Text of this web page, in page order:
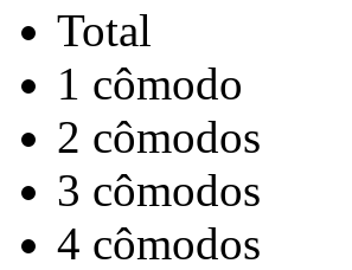
Total
1 cômodo
2 cômodos
3 cômodos
4 cômodos